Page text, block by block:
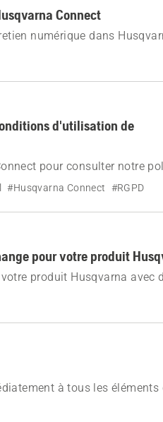
Connect
numérique dans
d'utilisation de
pour consulter notre
ce que la création d'un
#Husqvarna Connect #RGPD
pour votre produit
produit Husqvarna avec
identifier la pièce de
à tous les
vos produits Husqvarna.